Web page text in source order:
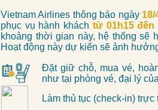
Vietnam Airlines thông báo ngày 18/
phục vụ hành khách từ 01h15 đến
khoảng thời gian này, hệ thống sẽ
Hoạt động này dự kiến sẽ ảnh
Đặt giữ chỗ, mua vé,
như tại phòng vé, đại lý
Làm thủ tục (check-in)